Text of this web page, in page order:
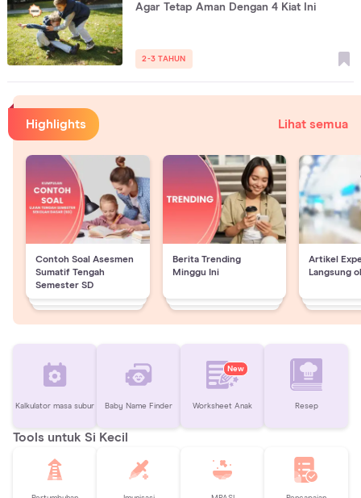
Agar Tetap Aman Dengan 4 Kiat Ini
2-3 TAHUN
Highlights Lihat semua
Contoh Soal Asesmen
Sumatif Tengah
Semester SD
Berita Trending
Minggu Ini
Artikel
Langsung
Kalkulator masa subur Baby Name Finder
New
Worksheet Anak Resep
Tools untuk Si Kecil